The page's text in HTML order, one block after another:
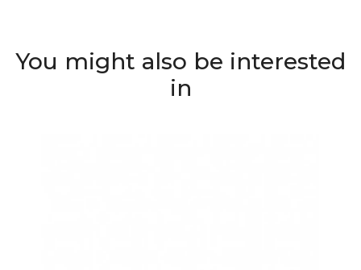
You might also be interested
in